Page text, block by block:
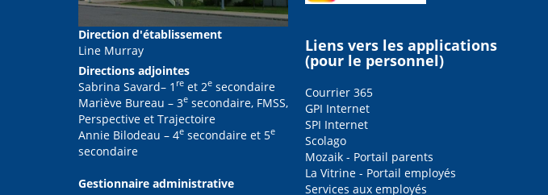
Direction d'établissement
Line Murray
Directions adjointes
Sabrina Savard– 1 re et 2e secondaire
Mariève Bureau – 3e secondaire, FMSS,
Perspective et Trajectoire
Annie Bilodeau – 4e secondaire et 5e
secondaire
Gestionnaire administrative
Liens vers les applications
(pour le personnel)
Courrier 365
GPI Internet
SPI Internet
Scolago
Mozaik - Portail parents
La Vitrine - Portail employés
Services aux employés